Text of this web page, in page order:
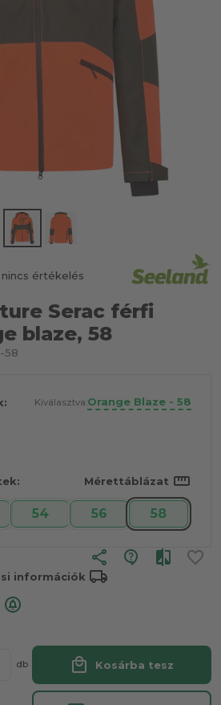
nincs értékelés
Serac férfi
blaze, 58
58
Kiválasztva:Orange Blaze - 58
Mérettáblázat straighten
54 56 58
share
információk local_shipping
db local_mall Kosárba tesz